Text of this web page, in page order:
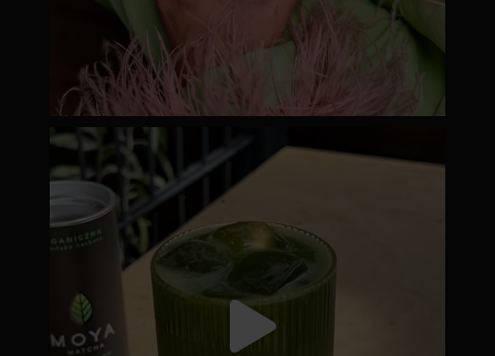
moyamatcha.hu
Júl 18